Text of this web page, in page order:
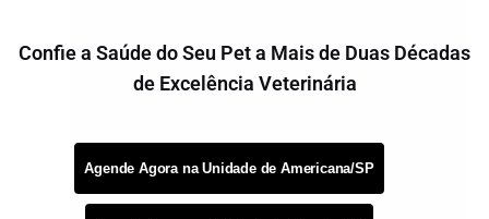
Confie a Saúde do Seu Pet a Mais de Duas Décadas
de Excelência Veterinária
Agende Agora na Unidade de Americana/SP